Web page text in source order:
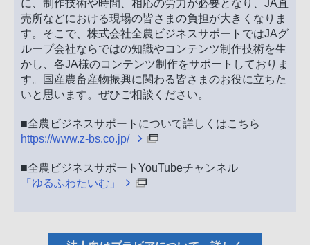
に、制作技術や時間、相応の労力が必要となり、JA直
売所などにおける現場の皆さまの負担が大きくなりま
す。そこで、株式会社全農ビジネスサポートではJAグ
ループ会社ならではの知識やコンテンツ制作技術を生
かし、各JA様のコンテンツ制作をサポートしておりま
す。国産農畜産物振興に関わる皆さまのお役に立ちた
いと思います。ぜひご相談ください。
■全農ビジネスサポートについて詳しくはこちら
https://www.z-bs.co.jp/
■全農ビジネスサポートYouTubeチャンネル
「ゆるふわたいむ」